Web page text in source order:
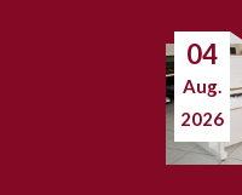
04
Aug.
2026